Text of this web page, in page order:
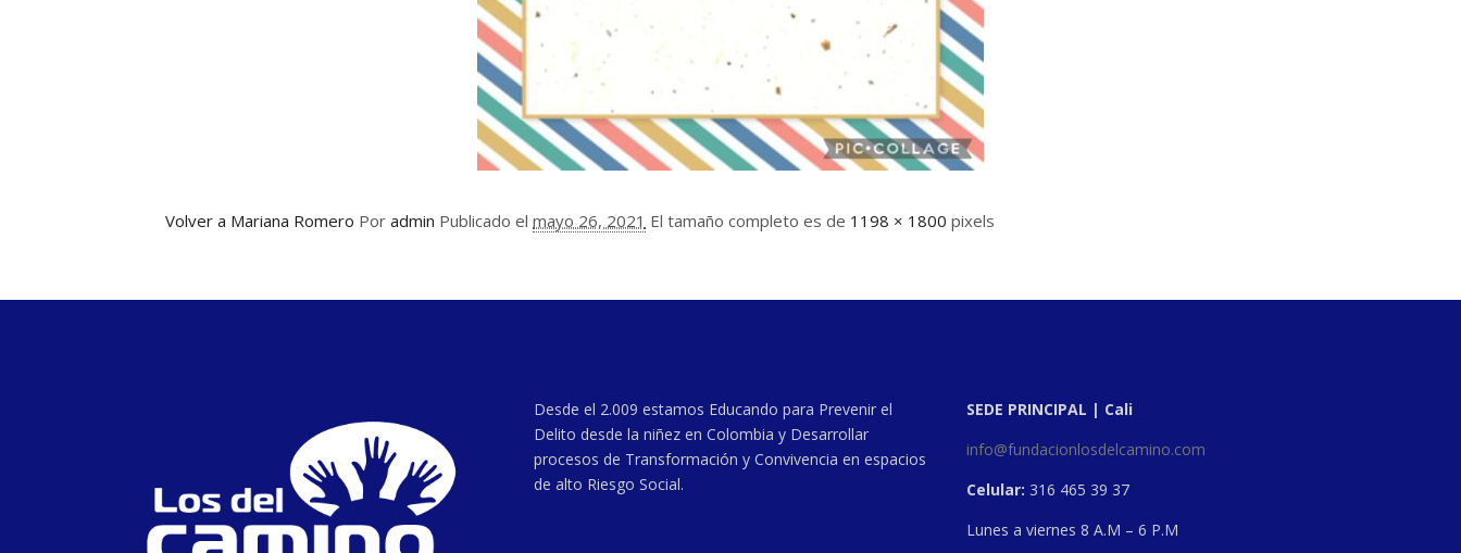
Volver a Mariana Romero Por admin Publicado el mayo 26, 2021 El tamaño completo es de 1198 × 1800 pixels
Desde el 2.009 estamos Educando para Prevenir el
Delito desde la niñez en Colombia y Desarrollar
procesos de Transformación y Convivencia en espacios
de alto Riesgo Social.
SEDE PRINCIPAL | Cali
info@fundacionlosdelcamino.com
Celular: 316 465 39 37
Lunes a viernes 8 A.M – 6 P.M